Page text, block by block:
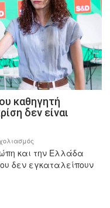
διεξαχθεί
στο
Leiden
της
Ολλανδίας
καθηγητή
δεν είναι
Καλάβρυτα:
Προειδοποίηση
και την Ελλάδα
δεν εγκαταλείπουν